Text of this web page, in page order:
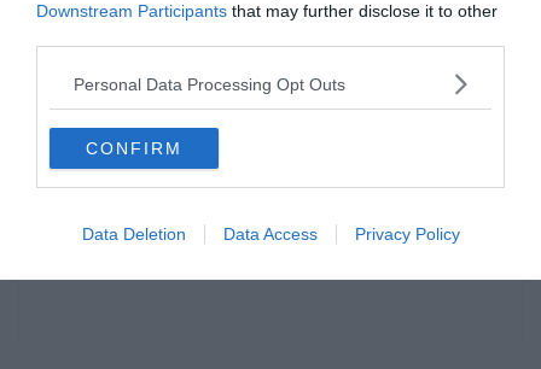
Downstream Participants that may further disclose it to other
Personal Data Processing Opt Outs
CONFIRM
Data Deletion Data Access Privacy Policy